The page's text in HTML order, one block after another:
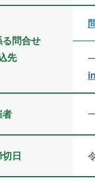
問合せ
先
者
日